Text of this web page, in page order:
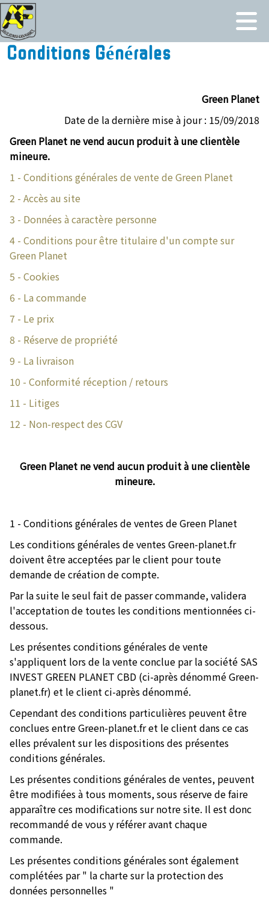
Conditions Générales
Green Planet
Date de la dernière mise à jour : 15/09/2018
Green Planet ne vend aucun produit à une clientèle
mineure.
1 - Conditions générales de vente de Green Planet
2 - Accès au site
3 - Données à caractère personne
4 - Conditions pour être titulaire d'un compte sur
Green Planet
5 - Cookies
6 - La commande
7 - Le prix
8 - Réserve de propriété
9 - La livraison
10 - Conformité réception / retours
11 - Litiges
12 - Non-respect des CGV
Green Planet ne vend aucun produit à une clientèle
mineure.
1 - Conditions générales de ventes de Green Planet
Les conditions générales de ventes Green-planet.fr
doivent être acceptées par le client pour toute
demande de création de compte.
Par la suite le seul fait de passer commande, validera
l'acceptation de toutes les conditions mentionnées ci-
dessous.
Les présentes conditions générales de vente
s'appliquent lors de la vente conclue par la société SAS
INVEST GREEN PLANET CBD (ci-après dénommé Green-
planet.fr) et le client ci-après dénommé.
Cependant des conditions particulières peuvent être
conclues entre Green-planet.fr et le client dans ce cas
elles prévalent sur les dispositions des présentes
conditions générales.
Les présentes conditions générales de ventes, peuvent
être modifiées à tous moments, sous réserve de faire
apparaître ces modifications sur notre site. Il est donc
recommandé de vous y référer avant chaque
commande.
Les présentes conditions générales sont également
complétées par " la charte sur la protection des
données personnelles "